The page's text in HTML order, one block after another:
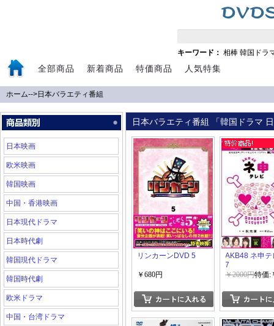
キーワード： 相棒 韓国ドラ
全部商品 新着商品 特価商品 人気特集
ホーム-->日本バラエティ番組
日本映画
欧米映画
韓国映画
中国・香港映画
日本現代ドラマ
日本時代劇
韓国現代ドラマ
韓国時代劇
欧米ドラマ
中国・台湾ドラマ
日本バラエティ番組 「韓国ドラマ
リンカーンDVD 5
￥680円
AKB48 ネ申
7
￥2000円特価: